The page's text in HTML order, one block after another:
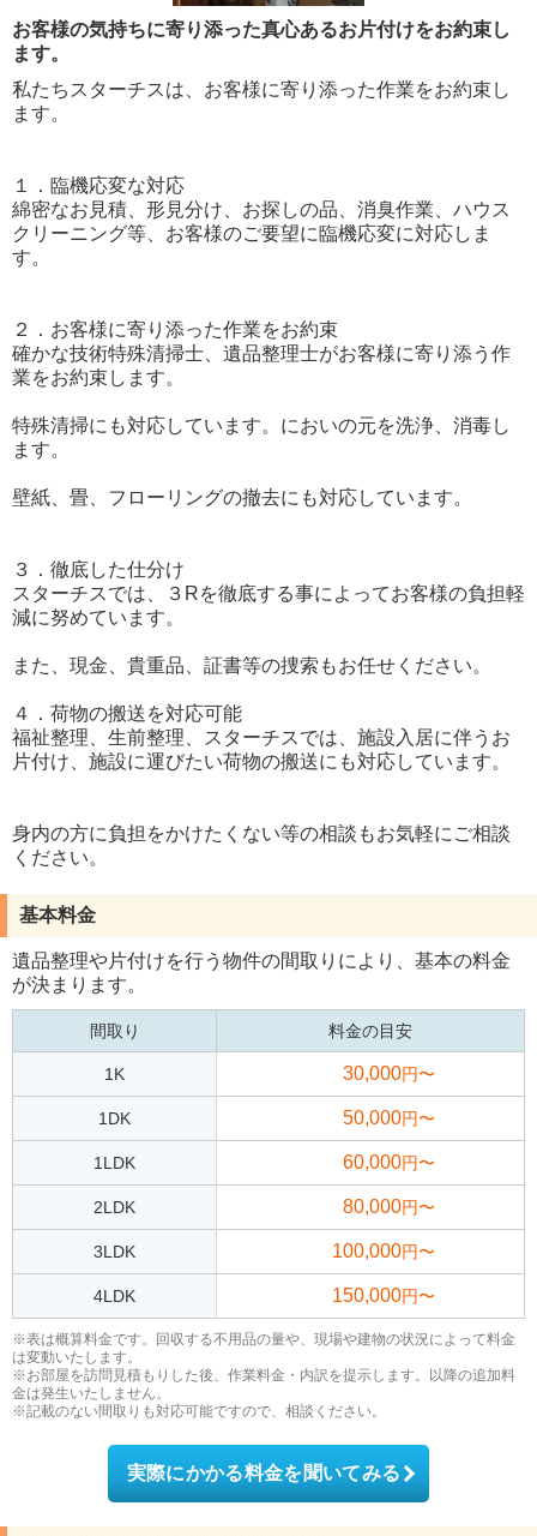
お客様の気持ちに寄り添った真心あるお片付けをお約束し
ます。
私たちスターチスは、お客様に寄り添った作業をお約束し
ます。
１．臨機応変な対応
綿密なお見積、形見分け、お探しの品、消臭作業、ハウス
クリーニング等、お客様のご要望に臨機応変に対応しま
す。
２．お客様に寄り添った作業をお約束
確かな技術特殊清掃士、遺品整理士がお客様に寄り添う作
業をお約束します。
特殊清掃にも対応しています。においの元を洗浄、消毒し
ます。
壁紙、畳、フローリングの撤去にも対応しています。
３．徹底した仕分け
スターチスでは、３Rを徹底する事によってお客様の負担軽
減に努めています。
また、現金、貴重品、証書等の捜索もお任せください。
４．荷物の搬送を対応可能
福祉整理、生前整理、スターチスでは、施設入居に伴うお
片付け、施設に運びたい荷物の搬送にも対応しています。
身内の方に負担をかけたくない等の相談もお気軽にご相談
ください。
基本料金
遺品整理や片付けを行う物件の間取りにより、基本の料金
が決まります。
間取り 料金の目安
1K 30,000円〜
1DK 50,000円〜
1LDK 60,000円〜
2LDK 80,000円〜
3LDK 100,000円〜
4LDK 150,000円〜
※表は概算料金です。回収する不用品の量や、現場や建物の状況によって料金
は変動いたします。
※お部屋を訪問見積もりした後、作業料金・内訳を提示します。以降の追加料
金は発生いたしません。
※記載のない間取りも対応可能ですので、相談ください。
実際にかかる料金を聞いてみる